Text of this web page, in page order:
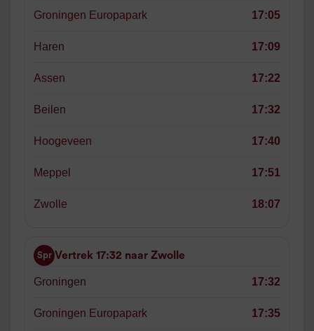
Groningen Europapark 17:05
Haren 17:09
Assen 17:22
Beilen 17:32
Hoogeveen 17:40
Meppel 17:51
Zwolle 18:07
Spr Vertrek 17:32 naar Zwolle
Groningen 17:32
Groningen Europapark 17:35